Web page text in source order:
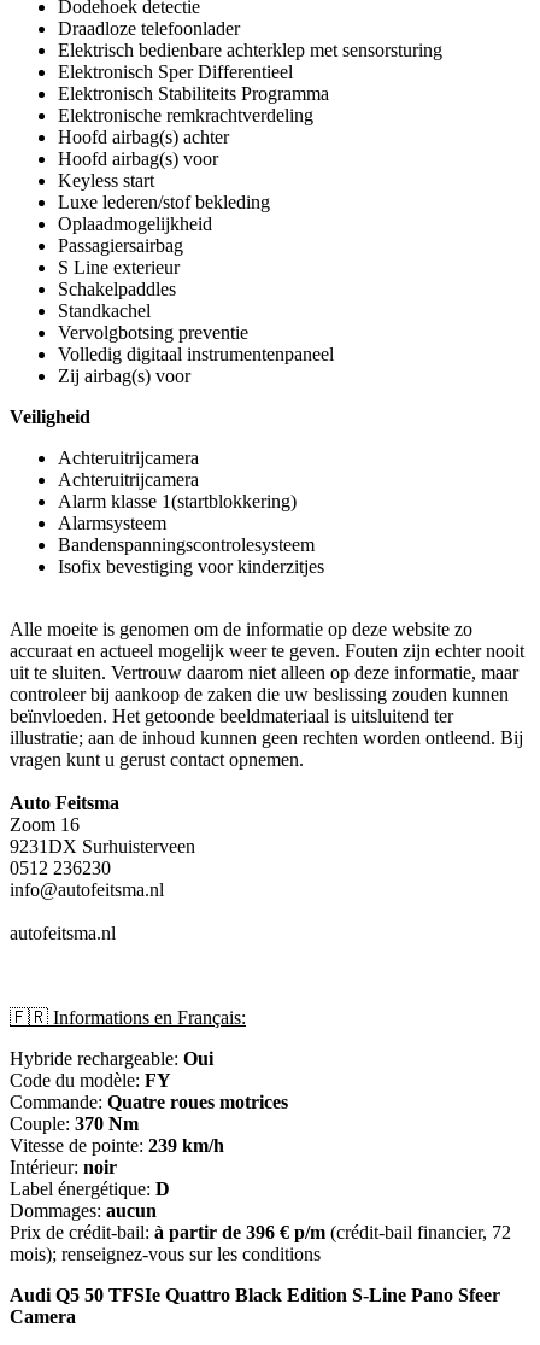
Dodehoek detectie
Draadloze telefoonlader
Elektrisch bedienbare achterklep met sensorsturing
Elektronisch Sper Differentieel
Elektronisch Stabiliteits Programma
Elektronische remkrachtverdeling
Hoofd airbag(s) achter
Hoofd airbag(s) voor
Keyless start
Luxe lederen/stof bekleding
Oplaadmogelijkheid
Passagiersairbag
S Line exterieur
Schakelpaddles
Standkachel
Vervolgbotsing preventie
Volledig digitaal instrumentenpaneel
Zij airbag(s) voor
Veiligheid
Achteruitrijcamera
Achteruitrijcamera
Alarm klasse 1(startblokkering)
Alarmsysteem
Bandenspanningscontrolesysteem
Isofix bevestiging voor kinderzitjes
Alle moeite is genomen om de informatie op deze website zo
accuraat en actueel mogelijk weer te geven. Fouten zijn echter nooit
uit te sluiten. Vertrouw daarom niet alleen op deze informatie, maar
controleer bij aankoop de zaken die uw beslissing zouden kunnen
beïnvloeden. Het getoonde beeldmateriaal is uitsluitend ter
illustratie; aan de inhoud kunnen geen rechten worden ontleend. Bij
vragen kunt u gerust contact opnemen.
Auto Feitsma
Zoom 16
9231DX Surhuisterveen
0512 236230
info@autofeitsma.nl
autofeitsma.nl
🇫🇷 Informations en Français:
Hybride rechargeable: Oui
Code du modèle: FY
Commande: Quatre roues motrices
Couple: 370 Nm
Vitesse de pointe: 239 km/h
Intérieur: noir
Label énergétique: D
Dommages: aucun
Prix de crédit-bail: à partir de 396 € p/m (crédit-bail financier, 72
mois); renseignez-vous sur les conditions
Audi Q5 50 TFSIe Quattro Black Edition S-Line Pano Sfeer
Camera